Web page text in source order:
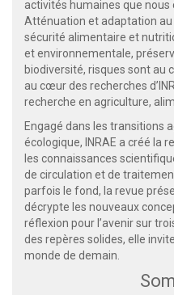
activités humaines que
Atténuation et adaptation
sécurité alimentaire et
et environnementale,
biodiversité, risques sont au
au cœur des recherches
recherche en agriculture,
Engagé dans les transitions
écologique, INRAE a créé la
les connaissances
de circulation et de
parfois le fond, la revue
décrypte les nouveaux
réflexion pour l’avenir sur
des repères solides, elle
monde de demain.